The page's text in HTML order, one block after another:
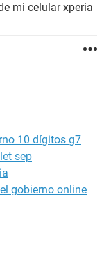
mi celular xperia
10 dígitos g7
sep
gobierno online